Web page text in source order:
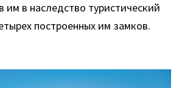
им в наследство туристический
построенных им замков.